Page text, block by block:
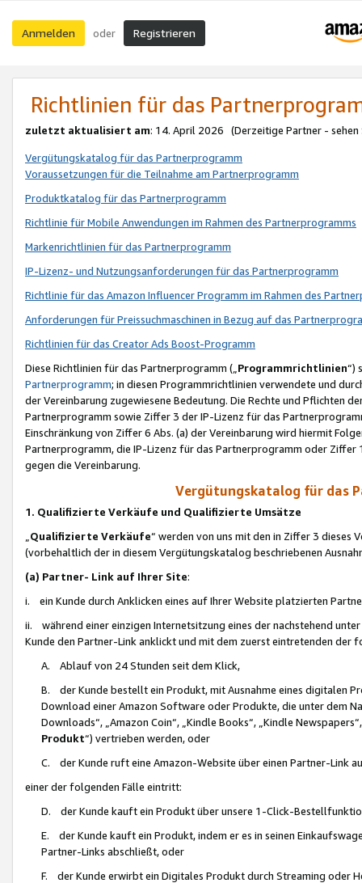
Anmelden oder Registrieren
Richtlinien für das
zuletzt aktualisiert am: 14. April 2026 (Derzeitige Partner - sehen
Vergütungskatalog für das Partnerprogramm
Voraussetzungen für die Teilnahme am Partnerprogramm
Produktkatalog für das Partnerprogramm
Richtlinie für Mobile Anwendungen im Rahmen des Partnerprogramms
Markenrichtlinien für das Partnerprogramm
IP-Lizenz- und Nutzungsanforderungen für das Partnerprogramm
Richtlinie für das Amazon Influencer Programm im Rahmen des
Anforderungen für Preissuchmaschinen in Bezug auf das
Richtlinien für das Creator Ads Boost-Programm
Diese Richtlinien für das Partnerprogramm („Programmrichtlinien“)
Partnerprogramm; in diesen Programmrichtlinien verwendete und
der Vereinbarung zugewiesene Bedeutung. Die Rechte und Pflichten
Partnerprogramm sowie Ziffer 3 der IP-Lizenz für das
Einschränkung von Ziffer 6 Abs. (a) der Vereinbarung wird hiermit
Partnerprogramm, die IP-Lizenz für das Partnerprogramm oder
gegen die Vereinbarung.
Vergütungskatalog für das
1. Qualifizierte Verkäufe und Qualifizierte Umsätze
Qualifizierte Verkäufe“ werden von uns mit den in Ziffer 3
(vorbehaltlich der in diesem Vergütungskatalog beschriebenen
(a) Partner- Link auf Ihrer Site:
i. ein Kunde durch Anklicken eines auf Ihrer Website platzierten
ii. während einer einzigen Internetsitzung eines der nachstehend
Kunde den Partner-Link anklickt und mit dem zuerst eintretenden der
A. Ablauf von 24 Stunden seit dem Klick,
B. der Kunde bestellt ein Produkt, mit Ausnahme eines digitalen
Download einer Amazon Software oder Produkte, die unter dem
Downloads“, „Amazon Coin“, „Kindle Books“, „Kindle
Produkt“) vertrieben werden, oder
C. der Kunde ruft eine Amazon-Website über einen Partner-Link
einer der folgenden Fälle eintritt:
D. der Kunde kauft ein Produkt über unsere 1-Click-
E. der Kunde kauft ein Produkt, indem er es in seinen
Partner-Links abschließt, oder
F. der Kunde erwirbt ein Digitales Produkt durch Streaming oder